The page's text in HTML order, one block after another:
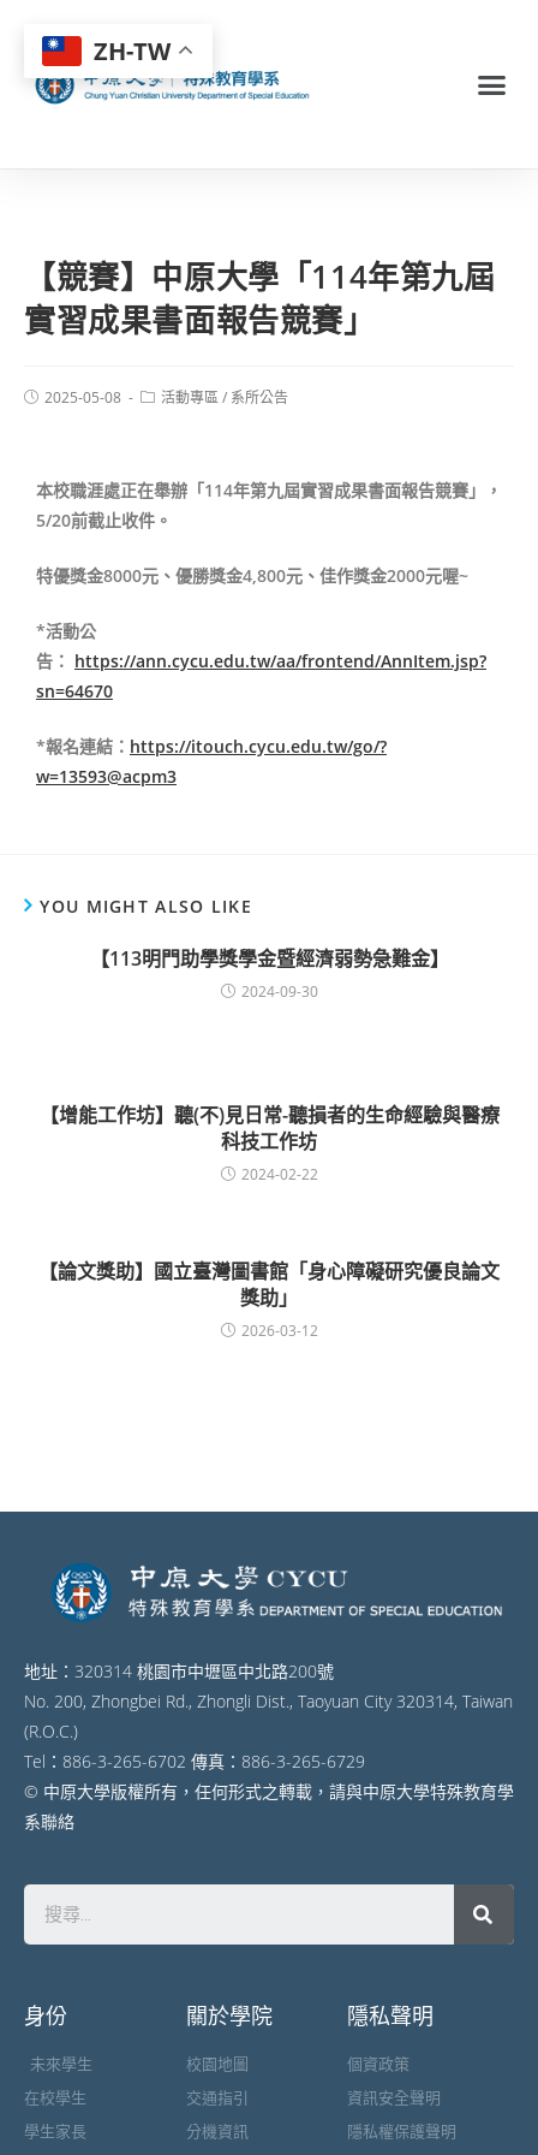
【競賽】中原大學「114年第九屆
實習成果書面報告競賽」
2025-05-08 活動專區/ 系所公告
本校職涯處正在舉辦「114年第九屆實習成果書面報告競賽」，
5/20前截止收件。
特優獎金8000元、優勝獎金4,800元、佳作獎金2000元喔~
*活動公
告： https://ann.cycu.edu.tw/aa/frontend/AnnItem.jsp?
sn=64670
*報名連結： https://itouch.cycu.edu.tw/go/?
w=13593@acpm3
YOU MIGHT ALSO LIKE
【113明門助學獎學金暨經濟弱勢急難金】
2024-09-30
【增能工作坊】聽(不)見日常-聽損者的生命經驗與醫療
科技工作坊
2024-02-22
【論文獎助】國立臺灣圖書館「身心障礙研究優良論文
獎助」
2026-03-12
地址：320314 桃園市中壢區中北路200號
No. 200, Zhongbei Rd., Zhongli Dist., Taoyuan City 320314, Taiwan
(R.O.C.)
Tel：886-3-265-6702 傳真：886-3-265-6729
© 中原大學版權所有，任何形式之轉載，請與中原大學特殊教育學
系聯絡
身份
未來學生
在校學生
學生家長
關於學院
校園地圖
交通指引
分機資訊
隱私聲明
個資政策
資訊安全聲明
隱私權保護聲明
ZH-TW